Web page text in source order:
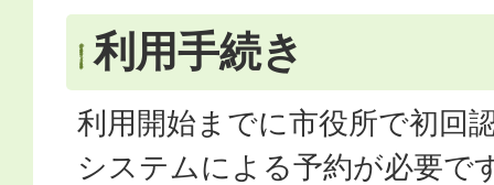
利用手続き
利用開始までに市役所で初回
システムによる予約が必要で